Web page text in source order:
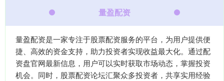
量盈配资
量盈配资是一家专注于股票配资服务的平台，为用户提供便
捷、高效的资金支持，助力投资者实现收益最大化。通过配
资盘官网最新信息，用户可以实时获取市场动态，掌握投资
机会。同时，股票配资论坛汇聚众多投资者，共享实用经验